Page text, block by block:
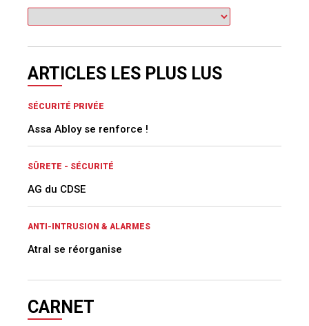
ARTICLES LES PLUS LUS
SÉCURITÉ PRIVÉE
Assa Abloy se renforce !
SÛRETE - SÉCURITÉ
AG du CDSE
ANTI-INTRUSION & ALARMES
Atral se réorganise
CARNET